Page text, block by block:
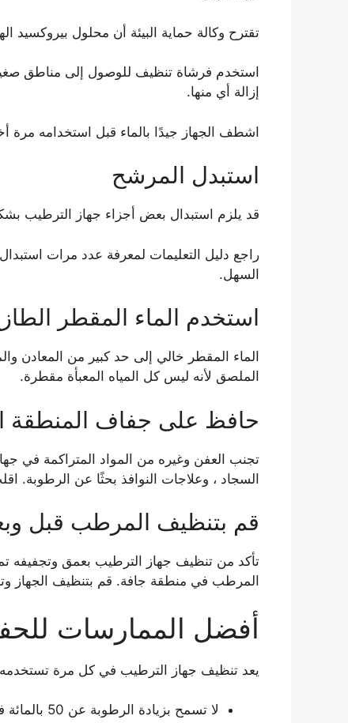
تقترح وكالة حماية البيئة أن محلول بيروكسيد الهيدروجين بنسبة 3 في المائة قد
استخدم فرشاة تنظيف للوصول إلى مناطق
إزالة أي منها.
اشطف الجهاز جيدًا بالماء قبل استخدامه
استبدل المرشح
قد يلزم استبدال بعض أجزاء جهاز الترطيب
راجع دليل التعليمات لمعرفة عدد مرات
السهل.
استخدم الماء المقطر
الماء المقطر خالي إلى حد كبير من المعادن
الملصق لأنه ليس كل المياه المعبأة مقطرة.
حافظ على جفاف المنطقة
تجنب العفن وغيره من المواد المتراكمة في
السجاد ، وعلاجات النوافذ بحثًا عن الرطوبة.
قم بتنظيف المرطب قبل
تأكد من تنظيف جهاز الترطيب بعمق وتجفيفه
المرطب في منطقة جافة. قم بتنظيف الجهاز
أفضل الممارسات
يعد تنظيف جهاز الترطيب في كل مرة تستخدمه
لا تسمح